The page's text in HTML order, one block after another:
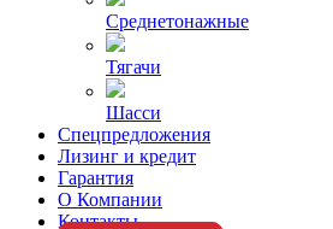
Среднетонажные
Тягачи
Шасси
Спецпредложения
Лизинг и кредит
Гарантия
О Компании
Контакты